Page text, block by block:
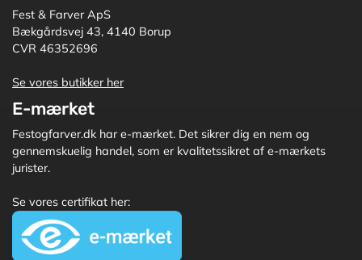
Fest & Farver ApS
Bækgårdsvej 43, 4140 Borup
CVR 46352696
Se vores butikker her
E-mærket
Festogfarver.dk har e-mærket. Det sikrer dig en nem og
gennemskuelig handel, som er kvalitetssikret af e-mærkets
jurister.
Se vores certifikat her: